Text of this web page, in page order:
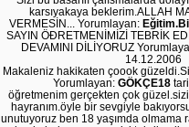
karsıyakaya beklerim.ALLAH
VERMESİN... Yorumlayan:
SAYIN ÖÐRETMENİMİZİ TEBRİK
DEVAMINI DİLİYORUZ
14.12.2006
Makaleniz hakikaten çoook
Yorumlayan:GÖKÇE18
öğretmenim gerçekten çok
hayranım.öyle bir sevgiyle
unutuyoruz ben 18 yaşımda olmama